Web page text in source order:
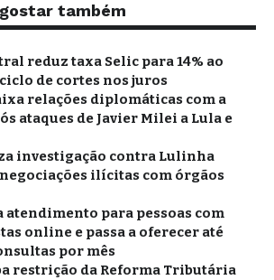
também
reduz taxa Selic para 14% ao
de cortes nos juros
relações diplomáticas com a
ataques de Javier Milei a Lula e
investigação contra Lulinha
ilícitas com órgãos
atendimento para pessoas com
online e passa a oferecer até
por mês
restrição da Reforma Tributária